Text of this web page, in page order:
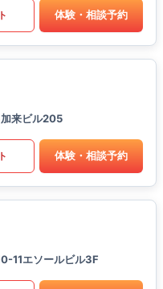
体験・相談予約
来ビル205
体験・相談予約
11エソールビル3F